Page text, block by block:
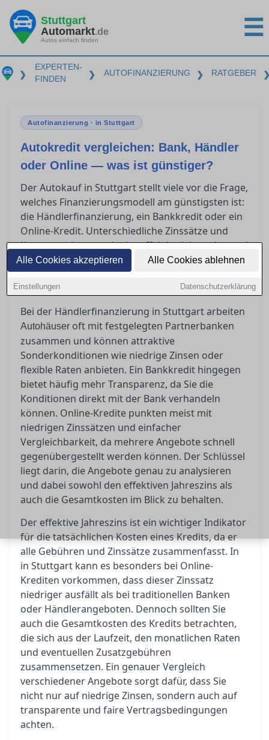
Alle Cookies akzeptieren Alle Cookies ablehnen
Einstellungen Datenschutzerklärung
Stuttgart
Automarkt.de
Autos einfach finden ☰
❯
EXPERTEN-
FINDEN
❯ AUTOFINANZIERUNG ❯ RATGEBER
Autofinanzierung · in Stuttgart
Autokredit vergleichen: Bank, Händler
oder Online — was ist günstiger?
Der Autokauf in Stuttgart stellt viele vor die Frage,
welches Finanzierungsmodell am günstigsten ist:
die Händlerfinanzierung, ein Bankkredit oder ein
Online-Kredit. Unterschiedliche Zinssätze und
Kostenstrukturen wie der effektive Jahreszins und
die Gesamtkosten sind entscheidend. In diesem
Artikel erfahren Sie, wie Sie die Angebote richtig
vergleichen und die beste Entscheidung treffen.
Bei der Händlerfinanzierung in Stuttgart arbeiten
Autohäuser oft mit festgelegten Partnerbanken
zusammen und können attraktive
Sonderkonditionen wie niedrige Zinsen oder
flexible Raten anbieten. Ein Bankkredit hingegen
bietet häufig mehr Transparenz, da Sie die
Konditionen direkt mit der Bank verhandeln
können. Online-Kredite punkten meist mit
niedrigen Zinssätzen und einfacher
Vergleichbarkeit, da mehrere Angebote schnell
gegenübergestellt werden können. Der Schlüssel
liegt darin, die Angebote genau zu analysieren
und dabei sowohl den effektiven Jahreszins als
auch die Gesamtkosten im Blick zu behalten.
Der effektive Jahreszins ist ein wichtiger Indikator
für die tatsächlichen Kosten eines Kredits, da er
alle Gebühren und Zinssätze zusammenfasst. In
in Stuttgart kann es besonders bei Online-
Krediten vorkommen, dass dieser Zinssatz
niedriger ausfällt als bei traditionellen Banken
oder Händlerangeboten. Dennoch sollten Sie
auch die Gesamtkosten des Kredits betrachten,
die sich aus der Laufzeit, den monatlichen Raten
und eventuellen Zusatzgebühren
zusammensetzen. Ein genauer Vergleich
verschiedener Angebote sorgt dafür, dass Sie
nicht nur auf niedrige Zinsen, sondern auch auf
transparente und faire Vertragsbedingungen
achten.